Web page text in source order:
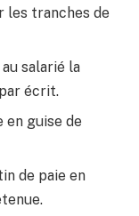
les tranches de
salarié la
écrit.
en guise de
de paie en